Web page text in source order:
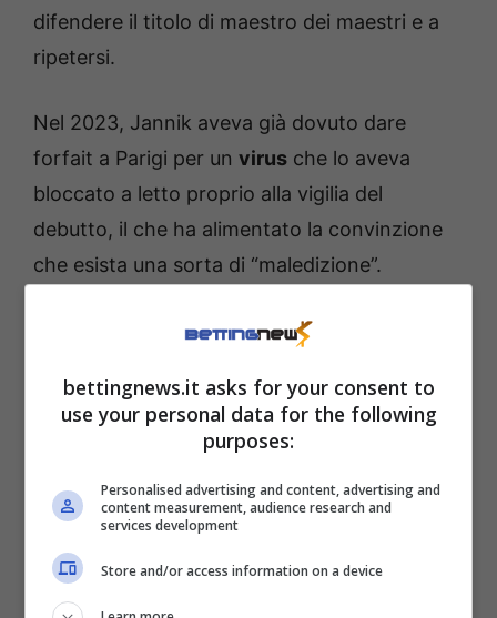
difendere il titolo di maestro dei maestri e a
ripetersi.
Nel 2023, Jannik aveva già dovuto dare
forfait a Parigi per un virus che lo aveva
bloccato a letto proprio alla vigilia del
debutto, il che ha alimentato la convinzione
che esista una sorta di “maledizione”.
strategica, non “medica”: il focus, appunto, è
A Sinner la Mole piace più
della Tour Eiffel
Subito dopo, come riferito ancora da Eterno,
potrebbe rinunciare anche alla fase finale
bettingnews.it asks for your consent to
use your personal data for the following
purposes:
Personalised advertising and content, advertising and
content measurement, audience research and
services development
Store and/or access information on a device